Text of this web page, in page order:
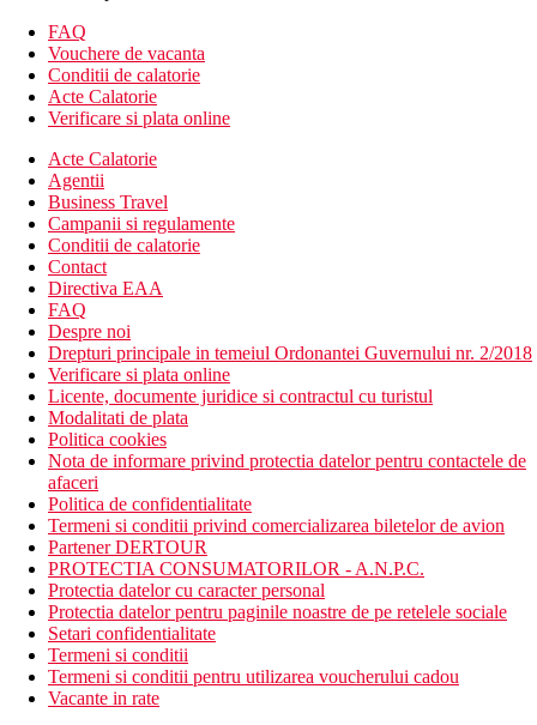
Descrierea hotelului
hol de intrare cu receptie
restaurantul principal
3 baruri
discoteca
internet cafe (contra cost)
Wi-Fi (gratuit)
colt TV
centru SPA
piscina (sezlonguri, umbrele si prosoape gratuite)
loc de joaca
mini club (pentru copii 4-12 ani)
mini discoteca
sala de conferinta
magazine
Descrierea plajei
nisipos cu pietricele
sezlonguri si umbrele gratuite
Activitati sportive gratuite
fitness
darts
sauna
baie turceasca
aburi
tenis de masa
aerobic
programe de animatie
FAQ
Vouchere de vacanta
Conditii de calatorie
Acte Calatorie
Verificare si plata online
Acte Calatorie
Agentii
Business Travel
Campanii si regulamente
Conditii de calatorie
Contact
Directiva EAA
FAQ
Despre noi
Drepturi principale in temeiul Ordonantei Guvernului nr. 2/2018
Verificare si plata online
Licente, documente juridice si contractul cu turistul
Modalitati de plata
Politica cookies
Nota de informare privind protectia datelor pentru contactele de
afaceri
Politica de confidentialitate
Termeni si conditii privind comercializarea biletelor de avion
Partener DERTOUR
PROTECTIA CONSUMATORILOR - A.N.P.C.
Protectia datelor cu caracter personal
Protectia datelor pentru paginile noastre de pe retelele sociale
Setari confidentialitate
Termeni si conditii
Termeni si conditii pentru utilizarea voucherului cadou
Vacante in rate